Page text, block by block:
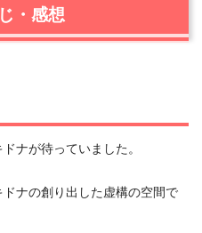
・感想
ナが待っていました。
ナの創り出した虚構の空間で